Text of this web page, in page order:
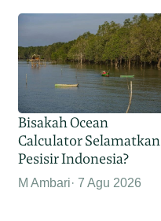
Bisakah Ocean
Calculator Selamatkan
Pesisir Indonesia?
M Ambari 7 Agu 2026